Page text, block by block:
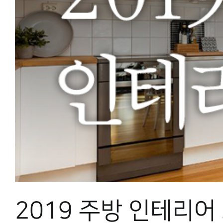
2019 주방 인테리어